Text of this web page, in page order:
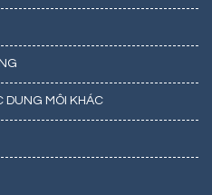
DUNG MÔI KHÁC